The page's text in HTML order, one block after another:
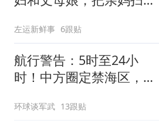
左运新鲜事 6跟贴
航行警告：5时至24小
时！中方圈定禁海区，美
权已定
环球谈军武 13跟贴